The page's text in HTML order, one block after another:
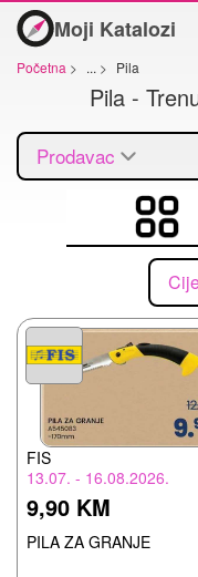
Moji Katalozi
Početna > ... > Pila
Pila -
Prodavac
FIS
13.07. - 16.08.2026.
9,90 KM
PILA ZA GRANJE